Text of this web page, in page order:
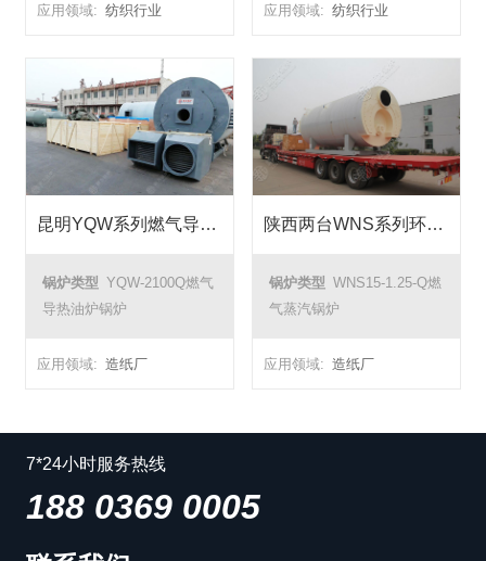
应用领域: 纺织行业 应用领域: 纺织行业
昆明YQW系列燃气导热油炉锅炉项目
锅炉类型 YQW-2100Q燃气
导热油炉锅炉
应用领域: 造纸厂
陕西两台WNS系列环保型燃气蒸汽锅炉项目
锅炉类型 WNS15-1.25-Q燃
气蒸汽锅炉
应用领域: 造纸厂
7*24小时服务热线
188 0369 0005